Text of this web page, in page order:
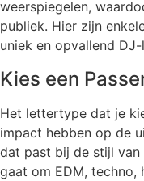
weerspiegelen,
publiek. Hier zijn
uniek en opvallend
Kies een
Het lettertype dat je
impact hebben op de
dat past bij de stijl
gaat om EDM,